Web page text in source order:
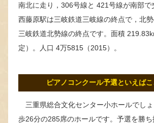
南北に走り，306号線と 421号線が南部で
西藤原駅は三岐鉄道三岐線の終点で，北
三岐鉄道北勢線の終点です。面積
定）。人口 4万5815（2015）。
ピアノコンクール予選といえばこ
三重県総合文化センター小ホールでし
歩26分の285席のホールです。予選を勝